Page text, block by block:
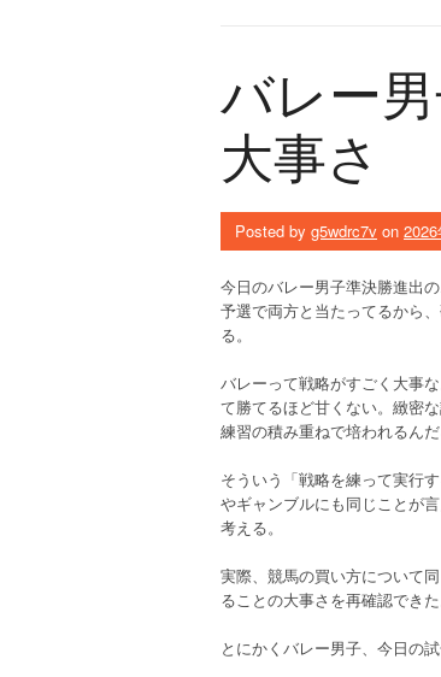
バレー
大事さ
Posted by g5wdrc7v on
今日のバレー男子準決勝進出
予選で両方と当たってるから
る。
バレーって戦略がすごく大事
て勝てるほど甘くない。緻密
練習の積み重ねで培われるんだ
そういう「戦略を練って実行
やギャンブルにも同じことが
考える。
実際、競馬の買い方について
ることの大事さを再確認でき
とにかくバレー男子、今日の